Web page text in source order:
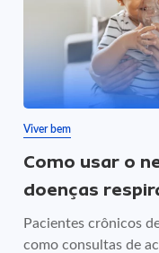
Viver bem
Como usar o
doenças
Pacientes crônicos
como consultas de